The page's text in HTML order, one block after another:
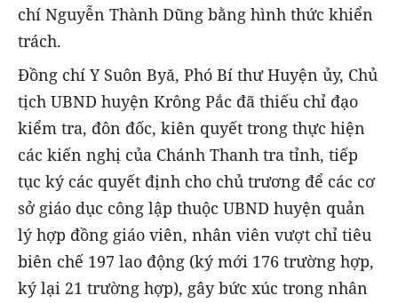
chí Nguyễn Thành Dũng bằng hình thức khiển
trách.
Đồng chí Y Suôn Byă, Phó Bí thư Huyện ủy, Chủ
tịch UBND huyện Krông Pắc đã thiếu chỉ đạo
kiểm tra, đôn đốc, kiên quyết trong thực hiện
các kiến nghị của Chánh Thanh tra tỉnh, tiếp
tục ký các quyết định cho chủ trương để các cơ
sở giáo dục công lập thuộc UBND huyện quản
lý hợp đồng giáo viên, nhân viên vượt chỉ tiêu
biên chế 197 lao động (ký mới 176 trường hợp,
ký lại 21 trường hợp), gây bức xúc trong nhân